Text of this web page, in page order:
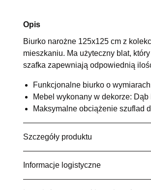
Opis
Biurko narożne 125x125 cm z
mieszkaniu. Ma użyteczny blat,
szafka zapewniają odpowiednią
Funkcjonalne biurko o
Mebel wykonany w dekorze: Dąb
Maksymalne obciążenie szuflad
Szczegóły produktu
Informacje logistyczne